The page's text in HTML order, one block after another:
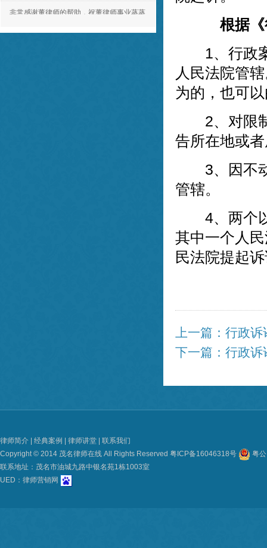
非常感谢董律师的帮助，祝董律师事业蒸蒸
日上！
根据《
1、行政案
人民法院管
为的，也可
2、对限制
告所在地或
3、因不动
管辖。
4、两个以
其中一个人
民法院提起
上一篇：行政
下一篇：行政
律师简介 经典案例 律师讲堂
联系我们
Copyright © 2014 茂名律师在线 All Rights Reserved 粤ICP备16046318号
粤
联系地址：茂名市油城九路中银名苑1栋1003室
UED： 律师营销网